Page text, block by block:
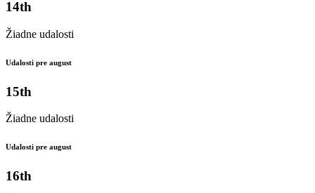
14th
Žiadne udalosti
Udalosti pre august
15th
Žiadne udalosti
Udalosti pre august
16th